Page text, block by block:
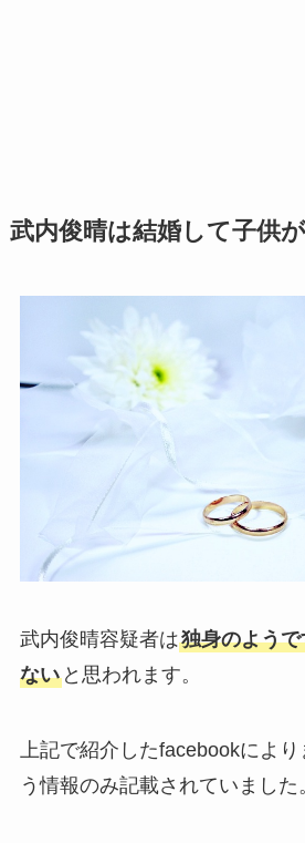
武内俊晴は結婚して子供
武内俊晴容疑者は独身のよう
ないと思われます。
上記で紹介したfacebookによ
う情報のみ記載されていました